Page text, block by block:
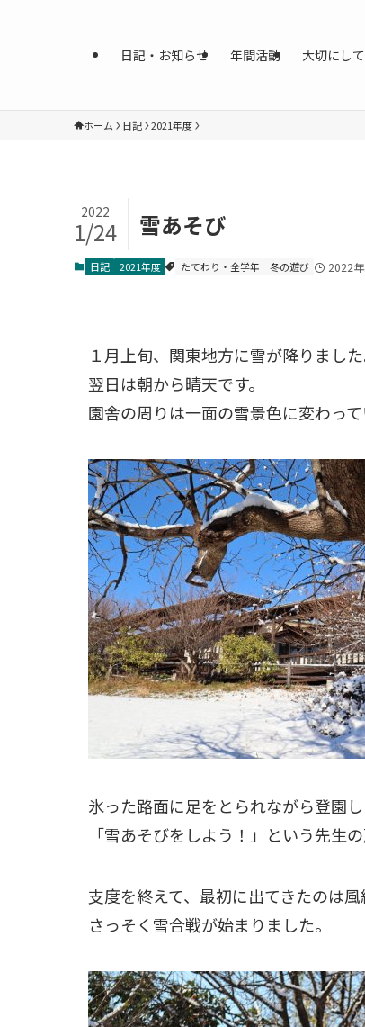
日記・お知らせ 年間活動 大切にし
ホーム 日記 2021年度
雪あそび
2022
1/24
日記 2021年度 たてわり・全学年 冬の遊び 2022
１月上旬、関東地方に雪が降りました
翌日は朝から晴天です。
園舎の周りは一面の雪景色に変わって
氷った路面に足をとられながら登園し
「雪あそびをしよう！」という先生
支度を終えて、最初に出てきたのは風
さっそく雪合戦が始まりました。